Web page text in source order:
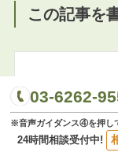
この記事を
03-6262-
※音声ガイダンス④を押し
24時間相談受付中!